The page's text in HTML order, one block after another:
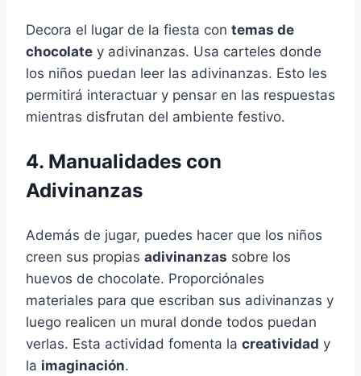
Decora el lugar de la fiesta con temas de
chocolate y adivinanzas. Usa carteles donde
los niños puedan leer las adivinanzas. Esto les
permitirá interactuar y pensar en las respuestas
mientras disfrutan del ambiente festivo.
4. Manualidades con
Adivinanzas
Además de jugar, puedes hacer que los niños
creen sus propias adivinanzas sobre los
huevos de chocolate. Proporciónales
materiales para que escriban sus adivinanzas y
luego realicen un mural donde todos puedan
verlas. Esta actividad fomenta la creatividad y
la imaginación.